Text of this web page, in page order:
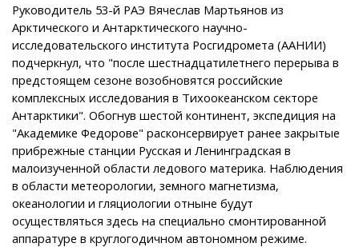
Руководитель 53-й РАЭ Вячеслав Мартьянов из
Арктического и Антарктического научно-
исследовательского института Росгидромета (ААНИИ)
подчеркнул, что "после шестнадцатилетнего перерыва в
предстоящем сезоне возобновятся российские
комплексных исследования в Тихоокеанском секторе
Антарктики". Обогнув шестой континент, экспедиция на
"Академике Федорове" расконсервирует ранее закрытые
прибрежные станции Русская и Ленинградская в
малоизученной области ледового материка. Наблюдения
в области метеорологии, земного магнетизма,
океанологии и гляциологии отныне будут
осуществляться здесь на специально смонтированной
аппаратуре в круглогодичном автономном режиме.